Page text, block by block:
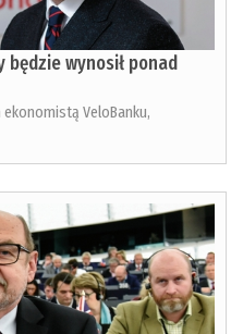
będzie wynosił ponad
ekonomistą VeloBanku,